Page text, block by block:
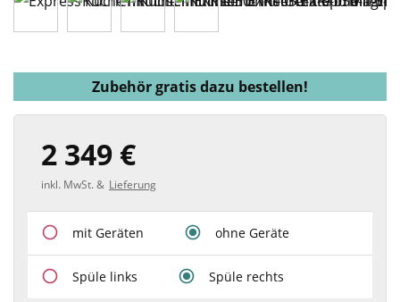
Zubehör gratis dazu bestellen!
2 349 €
inkl. MwSt. & Lieferung
mit Geräten ohne Geräte
Spüle links Spüle rechts